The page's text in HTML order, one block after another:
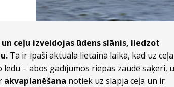
ceļu izveidojas ūdens slānis, liedzot
Tā ir īpaši aktuāla lietainā laikā, kad uz ceļa
– abos gadījumos riepas zaudē saķeri,
akvaplanēšana notiek uz slapja ceļa un ir